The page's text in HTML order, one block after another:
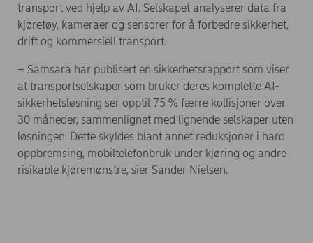
transport ved hjelp av AI. Selskapet analyserer data fra
kjøretøy, kameraer og sensorer for å forbedre sikkerhet,
drift og kommersiell transport.
– Samsara har publisert en sikkerhetsrapport som viser
at transportselskaper som bruker deres komplette AI-
sikkerhetsløsning ser opptil 75 % færre kollisjoner over
30 måneder, sammenlignet med lignende selskaper uten
løsningen. Dette skyldes blant annet reduksjoner i hard
oppbremsing, mobiltelefonbruk under kjøring og andre
risikable kjøremønstre, sier Sander Nielsen.